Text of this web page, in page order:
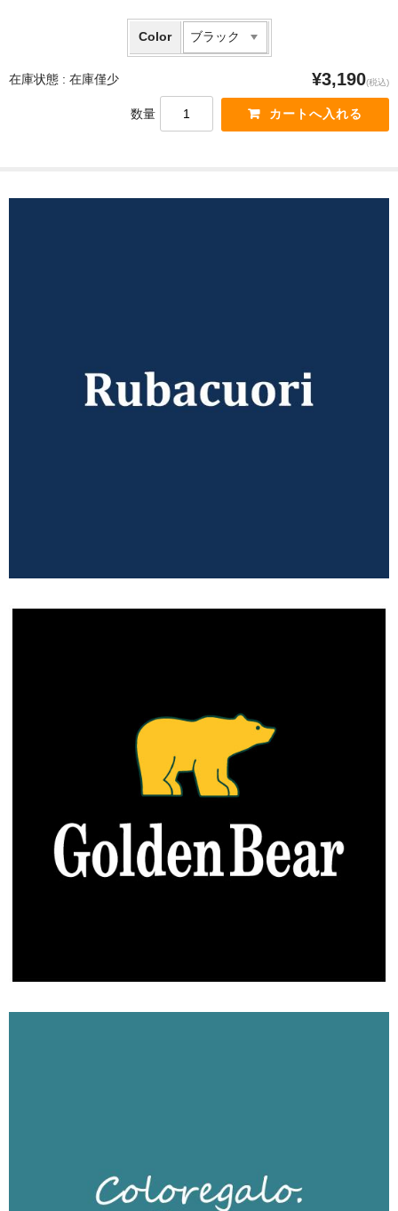
Color
在庫状態 : 在庫僅少 ¥3,190(税込)
数量